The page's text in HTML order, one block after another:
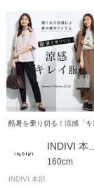
！洒落感シアーがお買い得
酷暑を乗り切る！涼感「
160cm
INDIVI 本部